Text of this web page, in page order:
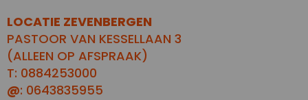
LOCATIE ZEVENBERGEN
PASTOOR VAN KESSELLAAN 3
(ALLEEN OP AFSPRAAK)
T: 0884253000
@: 0643835955